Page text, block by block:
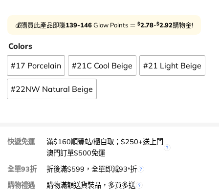
💰購買此產品即賺139-146Glow Points ＝ $2.78-$2.92購物金!
Colors
#17 Porcelain #21C Cool Beige #21 Light Beige
#22NW Natural Beige
快遞免運
滿$160順豐站/櫃自取；$250+送上門
澳門訂單$500免運
全單93折
折後滿$599，全單即減93*折
購物禮遇
購物滿額送貨裝品，多買多送